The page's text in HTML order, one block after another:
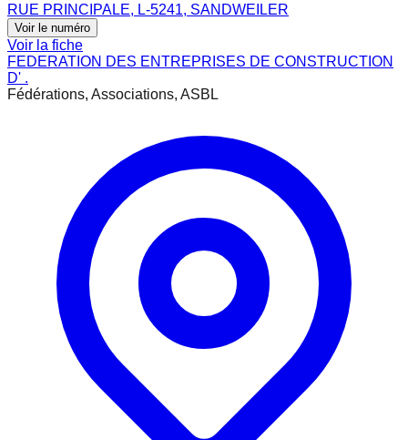
RUE PRINCIPALE, L-5241, SANDWEILER
Voir le numéro
Voir la fiche
FEDERATION DES ENTREPRISES DE CONSTRUCTION
D' .
Fédérations, Associations, ASBL